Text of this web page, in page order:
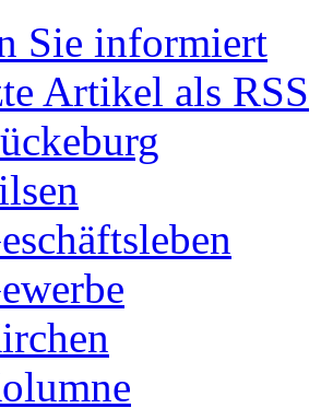
Sie informiert
Artikel als RSS